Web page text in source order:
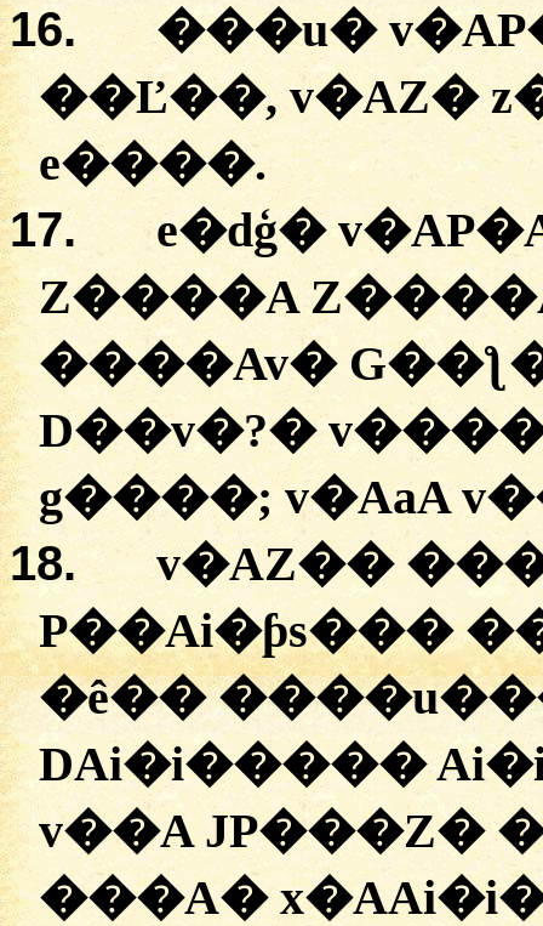
16. ���u�
��Ľ��, v�AZ�
e����.
17. e�dģ�
Z����A
����Av�
D��v�?�
g����; v�AaA
18. v�AZ��
P��Ai�ƥs���
�ê���
DAi�i�����
v��A JP���Z�
���A�